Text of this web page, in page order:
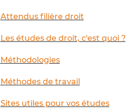
Attendus filière droit
Les études de droit, c'est quoi ?
Méthodologies
Méthodes de travail
Sites utiles pour vos études